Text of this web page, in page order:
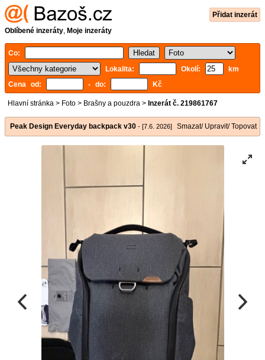
Přidat inzerát
Oblíbené inzeráty, Moje inzeráty
Co:
Lokalita:
Okolí:
km
Cena od:
- do: Kč
Hlavní stránka > Foto > Brašny a pouzdra > Inzerát č. 219861767
Peak Design Everyday backpack v30 - [7.6. 2026] Smazat/ Upravit/ Topovat